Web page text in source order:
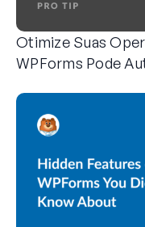
Otimize Suas
WPForms Pode